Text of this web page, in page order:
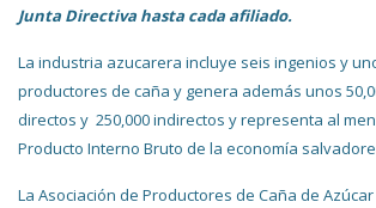
Junta Directiva hasta cada afiliado.
La industria azucarera incluye seis ingenios y
productores de caña y genera además unos
directos y 250,000 indirectos y representa al
Producto Interno Bruto de la economía
La Asociación de Productores de Caña de